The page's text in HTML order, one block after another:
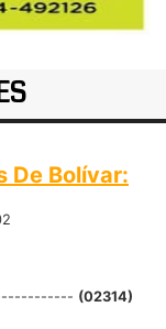
De Bolívar:
(02314)